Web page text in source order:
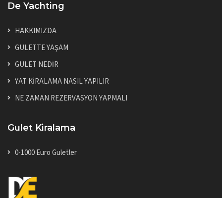
De Yachting
HAKKIMIZDA
GULETTE YAŞAM
GULET NEDİR
YAT KİRALAMA NASIL YAPILIR
NE ZAMAN REZERVASYON YAPMALI
Gulet Kiralama
0-1000 Euro Guletler